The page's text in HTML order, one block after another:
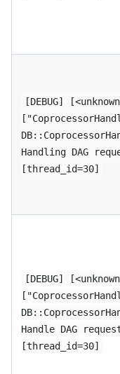
[DEBUG]
Handling DAG
[thread_id=30]
[DEBUG]
Handle DAG
[thread_id=30]